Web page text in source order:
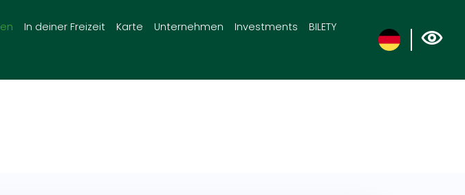
In deiner Freizeit Karte Unternehmen Investments BILETY